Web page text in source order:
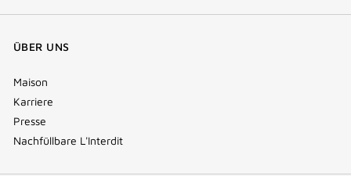
ÜBER UNS
Maison
Karriere
Presse
Nachfüllbare L'Interdit